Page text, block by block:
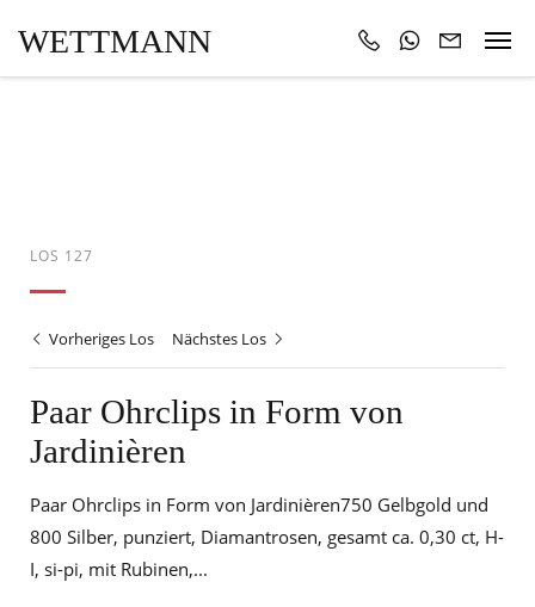
WETTMANN
LOS 127
Vorheriges Los Nächstes Los
Paar Ohrclips in Form von
Jardinièren
Paar Ohrclips in Form von Jardinièren750 Gelbgold und
800 Silber, punziert, Diamantrosen, gesamt ca. 0,30 ct, H-
I, si-pi, mit Rubinen,...